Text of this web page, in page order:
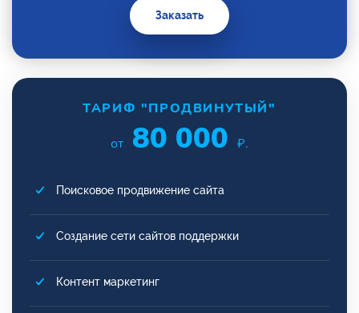
Заказать
ТАРИФ "ПРОДВИНУТЫЙ"
от 80 000 ₽.
Поисковое продвижение сайта
Создание сети сайтов поддержки
Контент маркетинг